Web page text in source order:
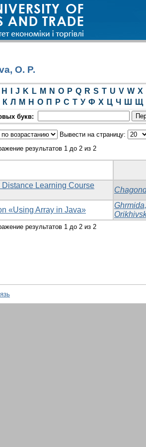
O. P.
H J K L M N O P Q R S T U V W X
К Л М Н О П Р С Т У Ф Х Ц Ч Ш Щ
букв:
Вывести на страницу:
результатов 1 до 2 из 2
Learning Course
«Using Array in Java»
результатов 1 до 2 из 2